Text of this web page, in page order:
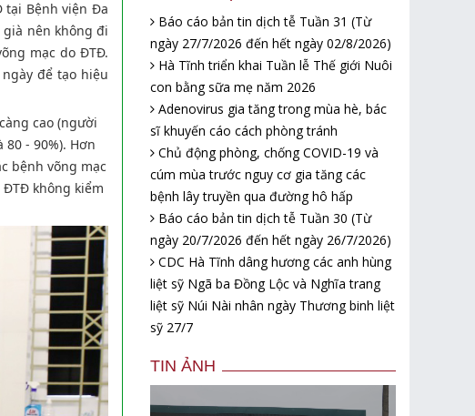
tại Bệnh viện Đa
nên không đi
mạc do ĐTĐ.
để tạo hiệu
cao (người
- 90%). Hơn
bệnh võng mạc
không kiểm
Báo cáo bản tin dịch tễ Tuần 31 (Từ
ngày 27/7/2026 đến hết ngày 02/8/2026)
Hà Tĩnh triển khai Tuần lễ Thế giới Nuôi
con bằng sữa mẹ năm 2026
Adenovirus gia tăng trong mùa hè, bác
sĩ khuyến cáo cách phòng tránh
Chủ động phòng, chống COVID-19 và
cúm mùa trước nguy cơ gia tăng các
bệnh lây truyền qua đường hô hấp
Báo cáo bản tin dịch tễ Tuần 30 (Từ
ngày 20/7/2026 đến hết ngày 26/7/2026)
CDC Hà Tĩnh dâng hương các anh hùng
liệt sỹ Ngã ba Đồng Lộc và Nghĩa trang
liệt sỹ Núi Nài nhân ngày Thương binh liệt
sỹ 27/7
TIN ẢNH